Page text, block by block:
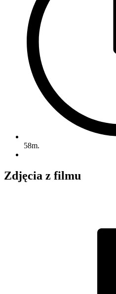
58m.
Zdjęcia z filmu